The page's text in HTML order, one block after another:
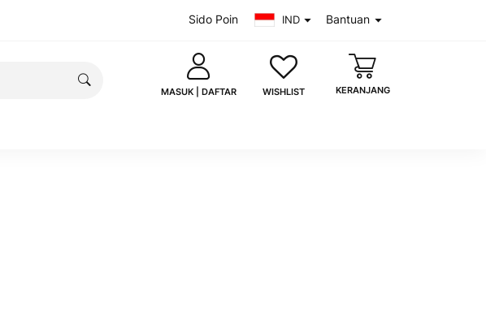
Sido Poin IND Bantuan
MASUK | DAFTAR WISHLIST KERANJANG